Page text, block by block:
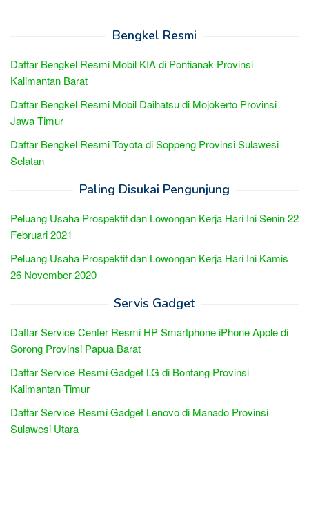
Bengkel Resmi
Daftar Bengkel Resmi Mobil KIA di Pontianak Provinsi
Kalimantan Barat
Daftar Bengkel Resmi Mobil Daihatsu di Mojokerto Provinsi
Jawa Timur
Daftar Bengkel Resmi Toyota di Soppeng Provinsi Sulawesi
Selatan
Paling Disukai Pengunjung
Peluang Usaha Prospektif dan Lowongan Kerja Hari Ini Senin 22
Februari 2021
Peluang Usaha Prospektif dan Lowongan Kerja Hari Ini Kamis
26 November 2020
Servis Gadget
Daftar Service Center Resmi HP Smartphone iPhone Apple di
Sorong Provinsi Papua Barat
Daftar Service Resmi Gadget LG di Bontang Provinsi
Kalimantan Timur
Daftar Service Resmi Gadget Lenovo di Manado Provinsi
Sulawesi Utara